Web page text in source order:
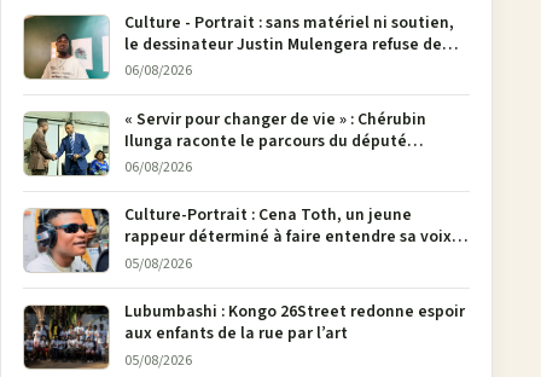
Culture - Portrait : sans matériel ni soutien,
le dessinateur Justin Mulengera refuse de
poser son crayon
06/08/2026
« Servir pour changer de vie » : Chérubin
Ilunga raconte le parcours du député
national Jethro Muyombi Tshimbu en 137
06/08/2026
Culture-Portrait : Cena Toth, un jeune
rappeur déterminé à faire entendre sa voix à
Bunia
05/08/2026
Lubumbashi : Kongo 26Street redonne espoir
aux enfants de la rue par l’art
05/08/2026